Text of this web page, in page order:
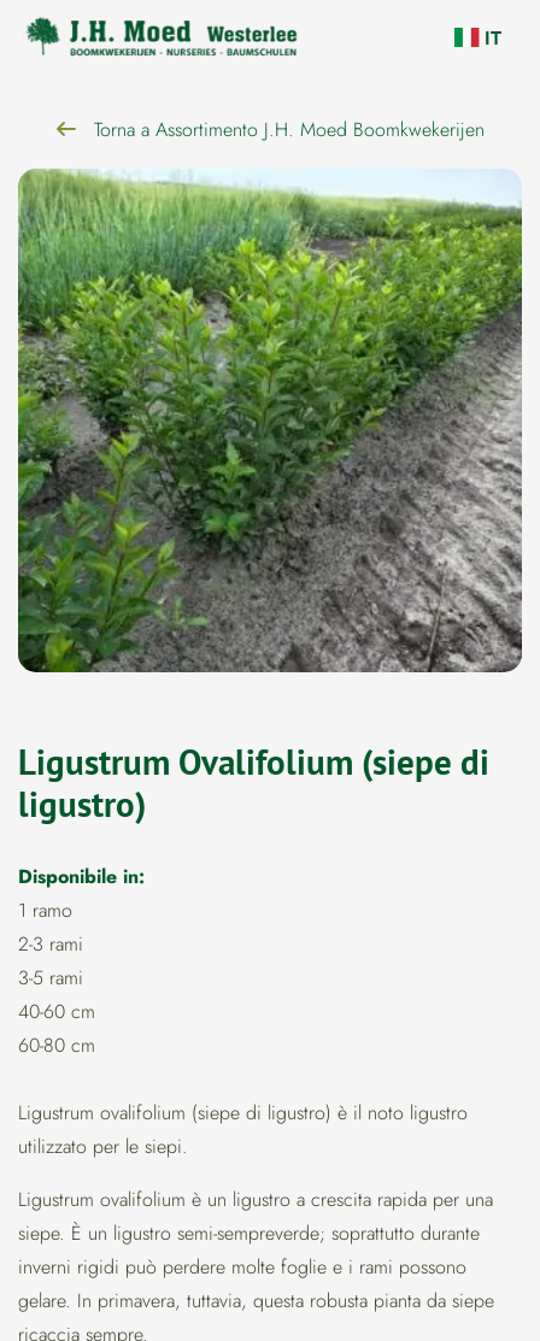
navigazione
IT
Torna a Assortimento J.H. Moed Boomkwekerijen
Ligustrum Ovalifolium (siepe di
ligustro)
Disponibile in:
1 ramo
2-3 rami
3-5 rami
40-60 cm
60-80 cm
Ligustrum ovalifolium (siepe di ligustro) è il noto ligustro
utilizzato per le siepi.
Ligustrum ovalifolium è un ligustro a crescita rapida per una
siepe. È un ligustro semi-sempreverde; soprattutto durante
inverni rigidi può perdere molte foglie e i rami possono
gelare. In primavera, tuttavia, questa robusta pianta da siepe
ricaccia sempre.